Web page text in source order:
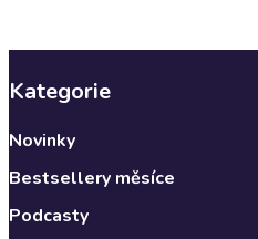
Kategorie
Novinky
Bestsellery měsíce
Podcasty